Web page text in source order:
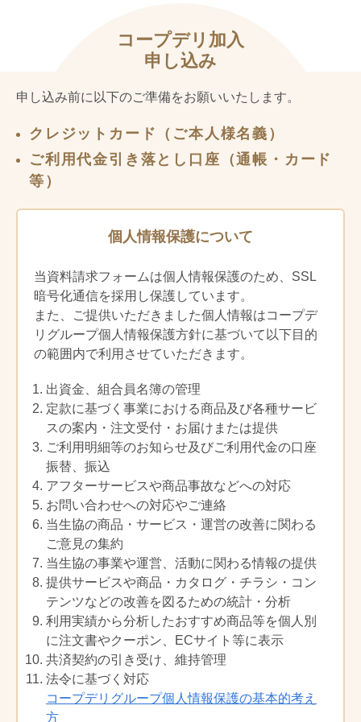
の購入についても、法律が禁止する場合
を除き、法定代理人の同意を得ているも
のとみなします。また、高齢者が宅配事
意見をお聞きするなどして、宅配事業の
検討させていただく場合があります。
前項の規定にかかわらず、次の場合には
利用登録をお断りすることがあります。
金等の支払いを怠ったことがある場合
など、代金のお支払いに不安がある場
合
ービスの利用条件に合わず、円滑なサ
ービス利用が困難と想定される場合
③過剰な要求など生協とのトラブルが多
い場合、その他宅配事業のサービスの
円滑な提供に支障が想定される場合
の反社会的勢力であると認められる場
合
次の場合、生協は、行政庁の許可を得た
上で、組合員以外の方に対しても、生協
の定めにしたがって利用登録を受け付け
ることにより、前条に定める宅配事業の
サービスを利用させることができます。
その際、利用者は代金等の支払方法につ
いて生協との協議の上定め、必要な対応
を行うものとします。
①教育文化施設・医療施設・社会福祉施
設の設置者が施設利用者へのサービス
の提供に必要な物品を購入する場合
②被災地からの避難者が、災害発生から
一定期間の間、生活に必要な物品を購
入する場合
③1 ヶ月以内の期間を定めて、お試し利用
する場合
品カタログ等をお届けします。ただし、
８週連続でご注文をいただけなかった場
合、生協は商品カタログ等のお届けを停
利用者は、別途の登録により WEB 注文シ
ステムを利用することができます。前項
により商品カタログ等のお届けが停止さ
れている場合でも、WEB 注文システムの
（商品の注文）
商品の注文は、当生協の指定する複数の
方法（ＯＣＲ注文書・インターネット・
て行うものとします。
手続きおよび取り扱いは、当生協の定め
によります。
注文受付締切後のキャンセルは、原則と
してお受けできません。
（利用制限）
第５条 注文した商品の数量・金額が、一般家庭
での利用限度を超える注文であると当生
協が判断した場合は、注文時または、引
渡し時の支払いを求めることがありま
す。
利用金額の限度は、コープデリ宅配合計
で５万円/週を原則とします。それ以上の
利用を希望する場合は、当生協に相談す
るものとします。
（商品のお届け）
第６条 商品は毎週決まった曜日にお届けしま
す。利用方法は、個人にお届けする個人
利用と、２人以上の組合員に一括してお
届けするグループ利用、指定の施設に商
品を取りに来ていただく利用等がありま
す。商品・商品カタログのお届けは、利
用方法・金額により「ご利用手数料に関
コープデリ加入
申し込み
申し込み前に以下のご準備をお願いいたします。
クレジットカード（ご本人様名義）
ご利用代金引き落とし口座（通帳・カード
等）
個人情報保護について
当資料請求フォームは個人情報保護のため、SSL
暗号化通信を採用し保護しています。
また、ご提供いただきました個人情報はコープデ
リグループ個人情報保護方針に基づいて以下目的
の範囲内で利用させていただきます。
出資金、組合員名簿の管理
定款に基づく事業における商品及び各種サービ
スの案内・注文受付・お届けまたは提供
ご利用明細等のお知らせ及びご利用代金の口座
振替、振込
アフターサービスや商品事故などへの対応
お問い合わせへの対応やご連絡
当生協の商品・サービス・運営の改善に関わる
ご意見の集約
当生協の事業や運営、活動に関わる情報の提供
提供サービスや商品・カタログ・チラシ・コン
テンツなどの改善を図るための統計・分析
利用実績から分析したおすすめ商品等を個人別
に注文書やクーポン、ECサイト等に表示
共済契約の引き受け、維持管理
法令に基づく対応
コープデリグループ個人情報保護の基本的考え
方